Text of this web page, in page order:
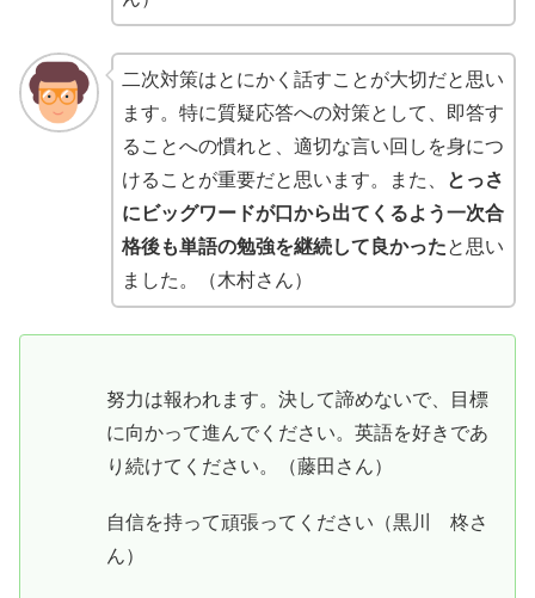
二次対策はとにかく話すことが大切だと思い
ます。特に質疑応答への対策として、即答す
ることへの慣れと、適切な言い回しを身につ
けることが重要だと思います。また、
とっさ
にビッグワードが口から出てくるよう一次合
格後も単語の勉強を継続して良かったと思い
ました。（木村さん）
努力は報われます。決して諦めないで、目標
に向かって進んでください。英語を好きであ
り続けてください。（藤田さん）
自信を持って頑張ってください（黒川 柊さ
ん）